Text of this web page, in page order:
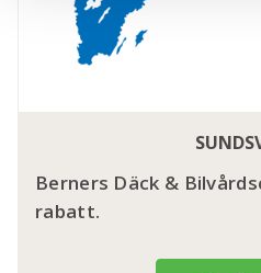
Berners Däck &
rabatt.